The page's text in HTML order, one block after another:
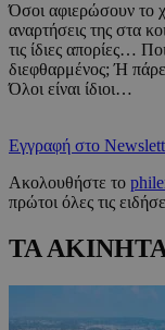
Όσοι αφιερώσουν το
αναρτήσεις της στα
τις ίδιες απορίες…
διεφθαρμένος; Ή
Όλοι είναι ίδιοι…
Εγγραφή στο
Ακολουθήστε το
πρώτοι όλες τις
ΤΑ